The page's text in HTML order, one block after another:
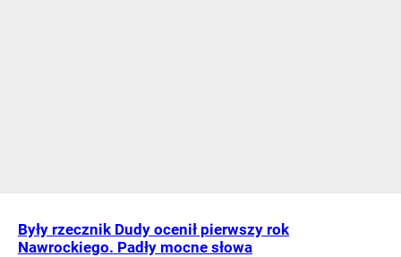
Były rzecznik Dudy ocenił pierwszy rok
Nawrockiego. Padły mocne słowa